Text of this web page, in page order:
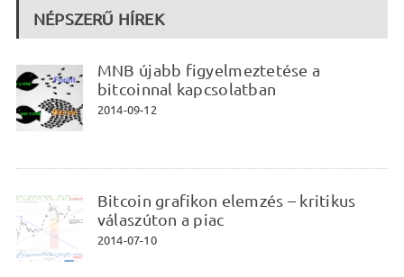
NÉPSZERŰ HÍREK
MNB újabb figyelmeztetése a
bitcoinnal kapcsolatban
2014-09-12
Bitcoin grafikon elemzés – kritikus
válaszúton a piac
2014-07-10